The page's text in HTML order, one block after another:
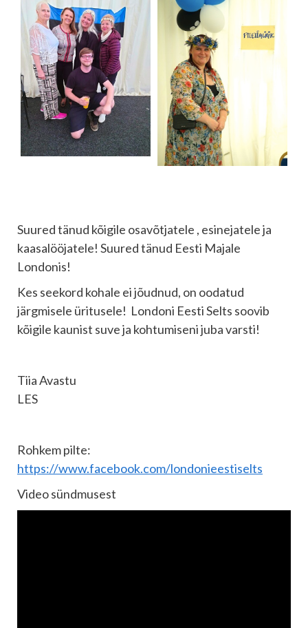
Suured tänud kõigile osavõtjatele , esinejatele ja
kaasalööjatele! Suured tänud Eesti Majale
Londonis!
Kes seekord kohale ei jõudnud, on oodatud
järgmisele üritusele! Londoni Eesti Selts soovib
kõigile kaunist suve ja kohtumiseni juba varsti!
Tiia Avastu
LES
Rohkem pilte:
https://www.facebook.com/londonieestiselts
Video sündmusest